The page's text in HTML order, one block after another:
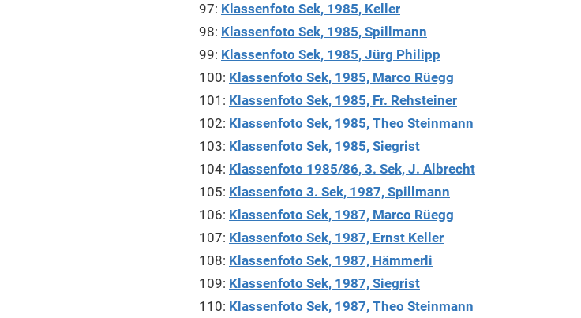
97: Klassenfoto Sek, 1985, Keller
98: Klassenfoto Sek, 1985, Spillmann
99: Klassenfoto Sek, 1985, Jürg Philipp
100: Klassenfoto Sek, 1985, Marco Rüegg
101: Klassenfoto Sek, 1985, Fr. Rehsteiner
102: Klassenfoto Sek, 1985, Theo Steinmann
103: Klassenfoto Sek, 1985, Siegrist
104: Klassenfoto 1985/86, 3. Sek, J. Albrecht
105: Klassenfoto 3. Sek, 1987, Spillmann
106: Klassenfoto Sek, 1987, Marco Rüegg
107: Klassenfoto Sek, 1987, Ernst Keller
108: Klassenfoto Sek, 1987, Hämmerli
109: Klassenfoto Sek, 1987, Siegrist
110: Klassenfoto Sek, 1987, Theo Steinmann